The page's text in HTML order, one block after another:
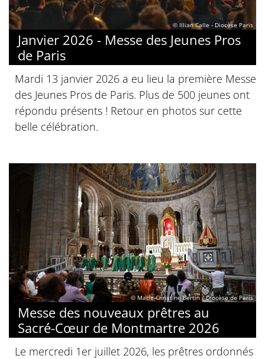
© Illian Calle - Diocèse Paris
Janvier 2026 - Messe des Jeunes Pros
de Paris
Mardi 13 janvier 2026 a eu lieu la première Messe
des Jeunes Pros de Paris. Plus de 500 jeunes ont
répondu présents ! Retour en photos sur cette
belle célébration.
© Marie-Christine Bertin / Diocèse de Paris
Messe des nouveaux prêtres au
Sacré-Cœur de Montmartre 2026
Le mercredi 1er juillet 2026, les prêtres ordonnés